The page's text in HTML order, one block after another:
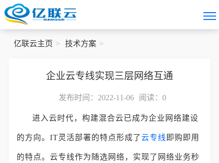
亿联云主页 技术方案
企业云专线实现三层网络互通
发布时间：2022-11-06 阅读： 0
进入云时代，构建混合云已成为企业网络建设
的方向。IT灵活部署的特点形成了云专线 即购即用
的特点。云专线作为随选网络，实现了网络业务秒